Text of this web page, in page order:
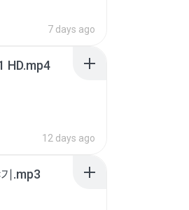
7 days ago
HD.mp4
12 days ago
.mp3